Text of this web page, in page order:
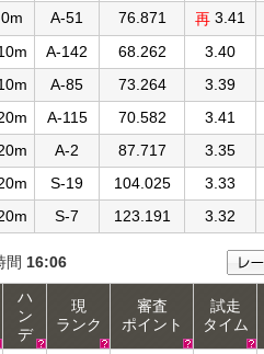
0m A-51 76.871 再 3.41
A-142 68.262
3.40
A-85 73.264
3.39
A-115 70.582
3.41
A-2 87.717
3.35
S-19 104.025
3.33
S-7 123.191 3.32
間 16:06
ハ
ン
デ
現
ランク
審査
ポイント
試走
タイム